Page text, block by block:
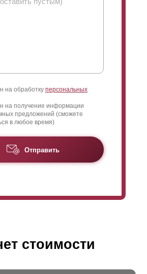
на обработку персональных
на получение информации
предложений (сможете
в любое время)
Отправить
стоимости